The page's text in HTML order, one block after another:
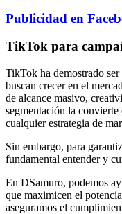
Publicidad en
TikTok para
TikTok ha demostrado
buscan crecer en el
de alcance masivo,
segmentación la convierte
cualquier estrategia de
Sin embargo, para
fundamental entender y
En DSamuro, podemos
que maximicen el
aseguramos el